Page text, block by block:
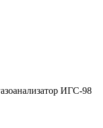
ИГС-98